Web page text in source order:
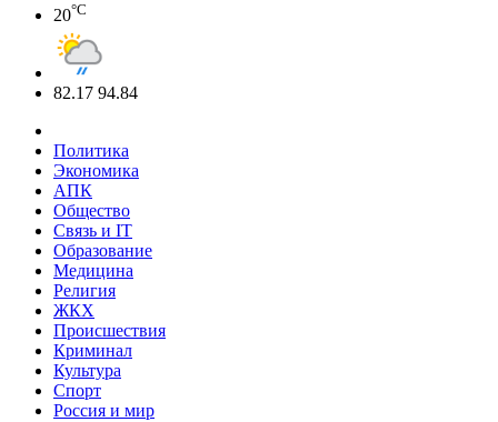
20°C
82.17 94.84
Политика
Экономика
АПК
Общество
Связь и IT
Образование
Медицина
Религия
ЖКХ
Происшествия
Криминал
Культура
Спорт
Россия и мир